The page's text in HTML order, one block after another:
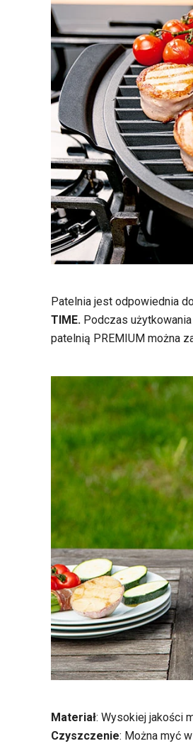
Patelnia jest odpowiednia
TIME. Podczas
patelnią PREMIUM można
Materiał: Wysokiej jakości
Czyszczenie: Można myć